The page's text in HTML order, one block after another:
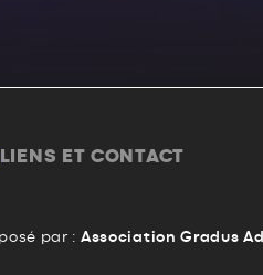
LIENS ET CONTACT
par : Association Gradus Ad